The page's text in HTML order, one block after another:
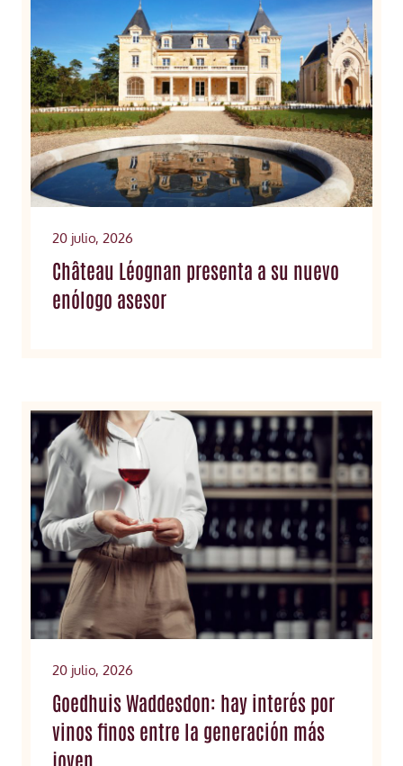
20 julio, 2026
Château Léognan presenta a su nuevo
enólogo asesor
20 julio, 2026
Goedhuis Waddesdon: hay interés por
vinos finos entre la generación más
joven